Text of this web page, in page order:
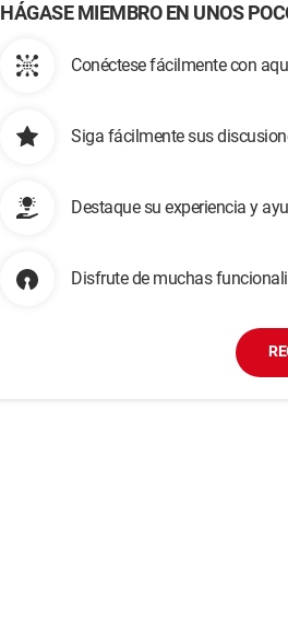
HÁGASE MIEMBRO EN UNOS
Conéctese fácilmente con
Siga fácilmente sus
Destaque su experiencia y
Disfrute de muchas